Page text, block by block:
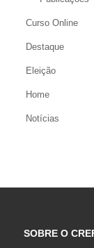
Curso Online
Destaque
Eleição
Home
Notícias
SOBRE O